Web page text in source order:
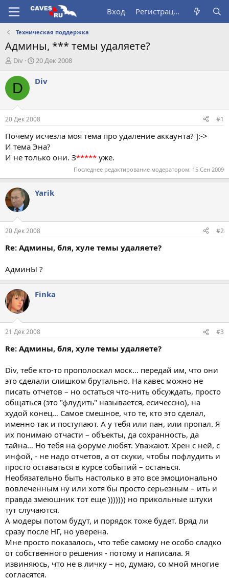
Вход Регистрация
Техническая поддержка
Админы, *** темы удаляете?
А
т
о
т
е
м
ы
Div
Д
т
ч
а
л
а
20 Дек 2008
D Div
20 Дек 2008 #1
Почему исчезла моя тема про удаление аккаунта? ]:->
И тема Эна?
И не только они. З***** уже.
Последнее редактирование модератором: 15 Сен 2009
Yarik
20 Дек 2008 #2
Re: Админы, бля, хуле темы удаляете?
АдминЫ ?
Finka
21 Дек 2008 #3
Re: Админы, бля, хуле темы удаляете?
Div, тебе кто-то прополоскал моск… передай им, что они
это сделали слишком брутально. На кавес можно не
писать отчетов – но остаться что-нить обсуждать, просто
общаться (это "флудить" называется, есичессно), на
худой конец… Самое смешное, что те, кто это сделал,
именно так и поступают. А у тебя или пан, или пропал. Я
их понимаю отчасти – объекты, да сохранность, да
тайна… Но тебя на форуме любят. Уважают. Хрен с ней, с
инфой, - не надо отчетов, а от скуки, чтобы пофлудить и
просто оставаться в курсе событий – останься.
Необязательно быть настолько в это все эмоционально
вовлеченным ну или хотя бы просто серьезным – ить и
правда змеюшник тот еще ))))))) но прикольные штуки
тут случаются.
А модеры потом будут, и порядок тоже будет. Вряд ли
сразу после НГ, но уверена.
Мне просто показалось, что тебе самому не особо сладко
от собственного решения - потому и написала. Я
извиняюсь, что не в личку – но, думаю, со мной многие
согласятся.